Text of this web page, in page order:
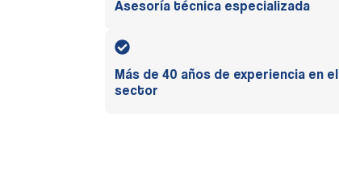
Asesoría técnica especializada
Más de 40 años de experiencia en el
sector